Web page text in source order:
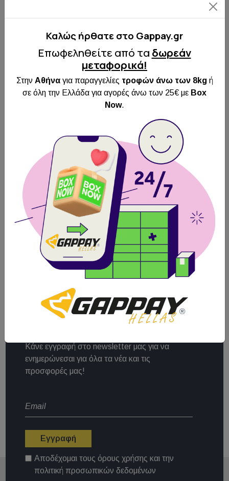
εσωτερικό γέμισμα και ήχο για να προσελκύει το
σκύλο σας σε ατελείωτες ώρες παινχιδιού.
Κάντε εγγραφή στο
Κάνε εγγραφή στο newsletter μας για να
ενημερώνεσαι για όλα τα νέα και τις
προσφορές μας!
Εγγραφή
Αποδέχομαι τους όρους χρήσης και την
πολιτική προσωπικών δεδομένων
Καλώς ήρθατε στo Gappay.gr
Επωφεληθείτε από τα δωρεάν
μεταφορικά!
Στην Αθήνα για παραγγελίες τροφών άνω των 8kg ή
σε όλη την Ελλάδα για αγορές άνω των 25€ με Box
Now.